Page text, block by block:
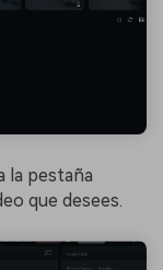
la pestaña
que desees.